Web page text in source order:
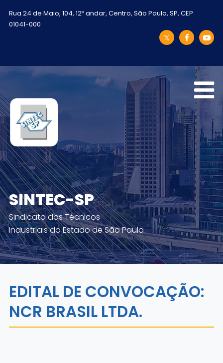
Rua 24 de Maio, 104, 12º andar, Centro, São Paulo, SP, CEP
01041-000
SINTEC-SP
Sindicato dos Técnicos
Industriais do Estado de São Paulo
EDITAL DE CONVOCAÇÃO:
NCR BRASIL LTDA.